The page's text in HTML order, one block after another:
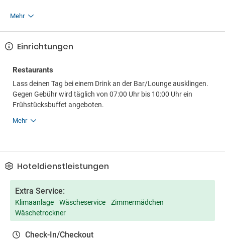
Mehr
Einrichtungen
Restaurants
Lass deinen Tag bei einem Drink an der Bar/Lounge ausklingen.
Gegen Gebühr wird täglich von 07:00 Uhr bis 10:00 Uhr ein
Frühstücksbuffet angeboten.
Mehr
Hoteldienstleistungen
Extra Service:
Klimaanlage Wäscheservice
Zimmermädchen
Wäschetrockner
Check-In/Checkout